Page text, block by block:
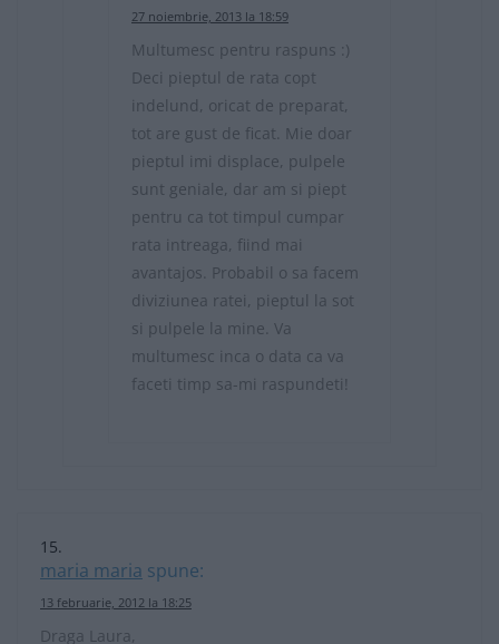
27 noiembrie, 2013 la 18:59
Multumesc pentru raspuns :)
Deci pieptul de rata copt
indelund, oricat de preparat,
tot are gust de ficat. Mie doar
pieptul imi displace, pulpele
sunt geniale, dar am si piept
pentru ca tot timpul cumpar
rata intreaga, fiind mai
avantajos. Probabil o sa facem
diviziunea ratei, pieptul la sot
si pulpele la mine. Va
multumesc inca o data ca va
faceti timp sa-mi raspundeti!
maria maria spune:
13 februarie, 2012 la 18:25
Draga Laura,